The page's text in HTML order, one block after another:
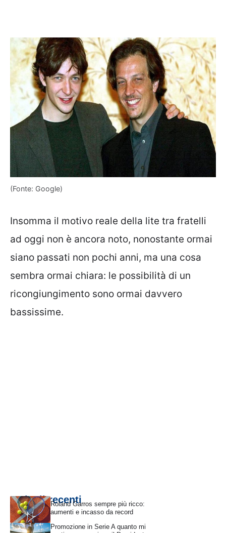
(Fonte: Google)
Insomma il motivo reale della lite tra fratelli
ad oggi non è ancora noto, nonostante ormai
siano passati non pochi anni, ma una cosa
sembra ormai chiara: le possibilità di un
ricongiungimento sono ormai davvero
bassissime.
Articoli recentiRoland Garros sempre più ricco:
aumenti e incasso da record
Promozione in Serie A quanto mi